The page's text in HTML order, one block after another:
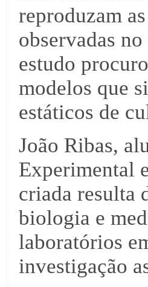
reproduzam
observadas
estudo
modelos que
estáticos de
João Ribas,
Experimental
criada resulta
biologia e
laboratórios
investigação